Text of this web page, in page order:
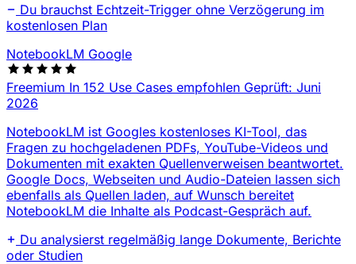
Du brauchst Echtzeit-Trigger ohne Verzögerung im
kostenlosen Plan
NotebookLM Google
Freemium In 152 Use Cases empfohlen Geprüft: Juni
2026
NotebookLM ist Googles kostenloses KI-Tool, das
Fragen zu hochgeladenen PDFs, YouTube-Videos und
Dokumenten mit exakten Quellenverweisen beantwortet.
Google Docs, Webseiten und Audio-Dateien lassen sich
ebenfalls als Quellen laden, auf Wunsch bereitet
NotebookLM die Inhalte als Podcast-Gespräch auf.
Du analysierst regelmäßig lange Dokumente, Berichte
oder Studien